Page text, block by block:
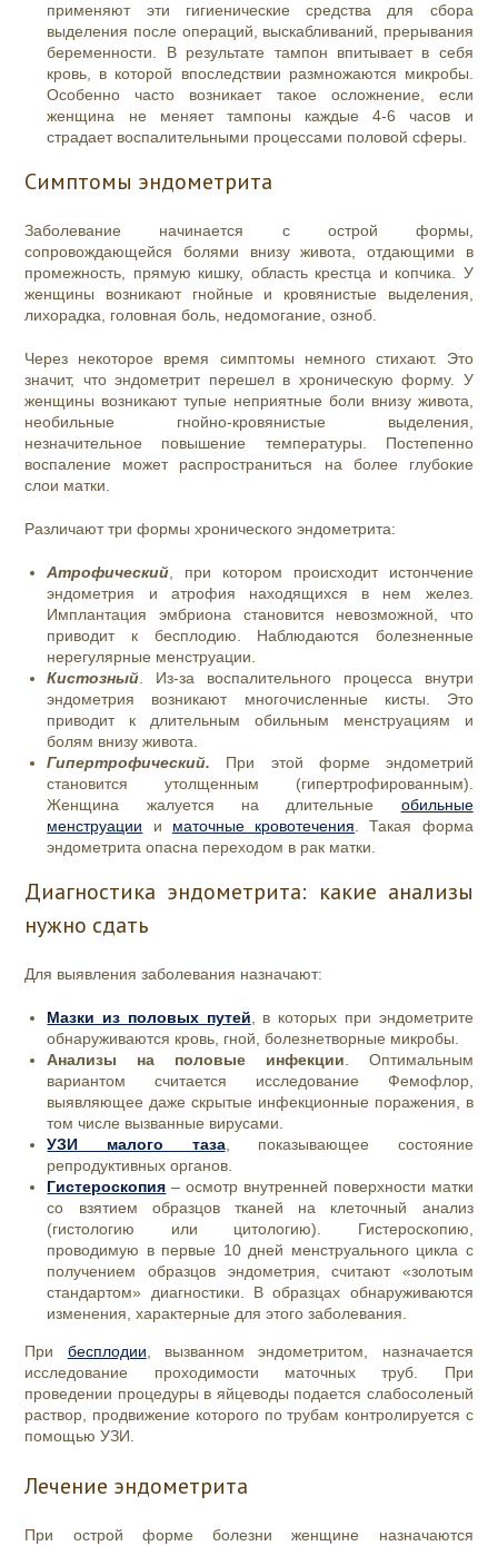
применяют эти гигиенические средства для сбора
выделения после операций, выскабливаний, прерывания
беременности. В результате тампон впитывает в себя
кровь, в которой впоследствии размножаются микробы.
Особенно часто возникает такое осложнение, если
женщина не меняет тампоны каждые 4-6 часов и
страдает воспалительными процессами половой сферы.
Симптомы эндометрита
Заболевание начинается с острой формы,
сопровождающейся болями внизу живота, отдающими в
промежность, прямую кишку, область крестца и копчика. У
женщины возникают гнойные и кровянистые выделения,
лихорадка, головная боль, недомогание, озноб.
Через некоторое время симптомы немного стихают. Это
значит, что эндометрит перешел в хроническую форму. У
женщины возникают тупые неприятные боли внизу живота,
необильные гнойно-кровянистые выделения,
незначительное повышение температуры. Постепенно
воспаление может распространиться на более глубокие
слои матки.
Различают три формы хронического эндометрита:
Атрофический , при котором происходит истончение
эндометрия и атрофия находящихся в нем желез.
Имплантация эмбриона становится невозможной, что
приводит к бесплодию. Наблюдаются болезненные
нерегулярные менструации.
Кистозный . Из-за воспалительного процесса внутри
эндометрия возникают многочисленные кисты. Это
приводит к длительным обильным менструациям и
болям внизу живота.
Гипертрофический. При этой форме эндометрий
становится утолщенным (гипертрофированным).
Женщина жалуется на длительные обильные
менструации и маточные кровотечения . Такая форма
эндометрита опасна переходом в рак матки.
Диагностика эндометрита: какие анализы
нужно сдать
Для выявления заболевания назначают:
Мазки из половых путей , в которых при эндометрите
обнаруживаются кровь, гной, болезнетворные микробы.
Анализы на половые инфекции . Оптимальным
вариантом считается исследование Фемофлор,
выявляющее даже скрытые инфекционные поражения, в
том числе вызванные вирусами.
УЗИ малого таза, показывающее состояние
репродуктивных органов.
Гистероскопия – осмотр внутренней поверхности матки
со взятием образцов тканей на клеточный анализ
(гистологию или цитологию). Гистероскопию,
проводимую в первые 10 дней менструального цикла с
получением образцов эндометрия, считают «золотым
стандартом» диагностики. В образцах обнаруживаются
изменения, характерные для этого заболевания.
При бесплодии , вызванном эндометритом, назначается
исследование проходимости маточных труб. При
проведении процедуры в яйцеводы подается слабосоленый
раствор, продвижение которого по трубам контролируется с
помощью УЗИ.
Лечение эндометрита
При острой форме болезни женщине назначаются